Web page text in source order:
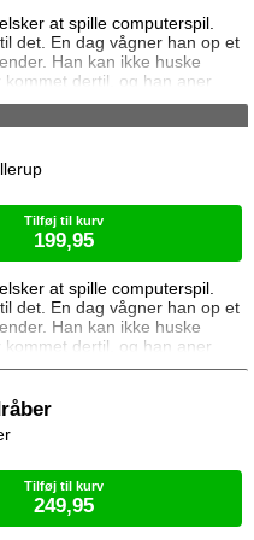
at spille computerspil.
det. En dag vågner han op et
Han kan ikke huske
kommet dertil, og han aner
kommer hjem igen. Den
I denne bog vil uret have
hvis det mislykkes? Kampen
at spille computerspil.
det. En dag vågner han op et
Han kan ikke huske
kommet dertil, og han aner
kommer hjem igen. Den
I denne bog vil uret have
mod 99 andre på en ø. Og
det? Og hvad sker der hvis
Tilføj til kurv
199,95
Tilføj til kurv
249,95